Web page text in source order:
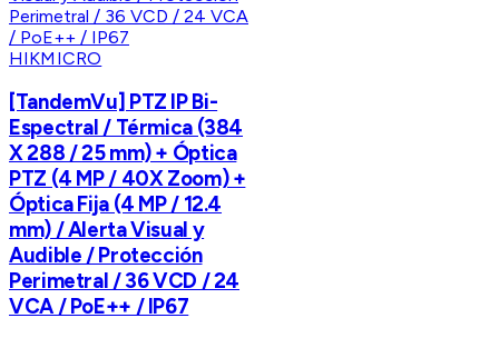
HIKMICRO
[TandemVu] PTZ IP Bi-
Espectral / Térmica (384
X 288 / 25 mm) + Óptica
PTZ (4 MP / 40X Zoom) +
Óptica Fija (4 MP / 12.4
mm) / Alerta Visual y
Audible / Protección
Perimetral / 36 VCD / 24
VCA / PoE++ / IP67